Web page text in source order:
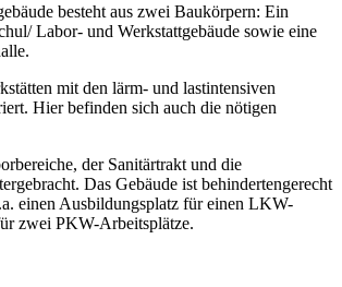
besteht aus zwei Baukörpern: Ein
Labor- und Werkstattgebäude sowie eine
mit den lärm- und lastintensiven
Hier befinden sich auch die nötigen
der Sanitärtrakt und die
Das Gebäude ist behindertengerecht
einen Ausbildungsplatz für einen LKW-
zwei PKW-Arbeitsplätze.